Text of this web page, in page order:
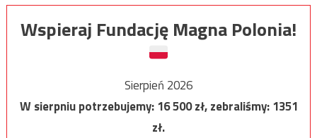
Wspieraj Fundację Magna Polonia!
Sierpień 2026
W sierpniu potrzebujemy:16 500zł, zebraliśmy:1351
zł.